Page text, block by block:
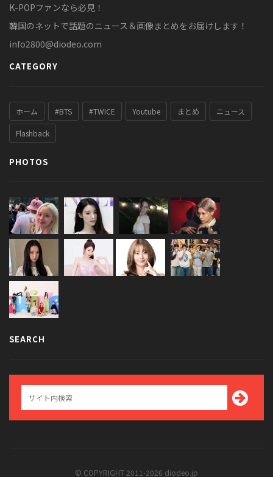
K-POPファンなら必見！
韓国のネットで話題のニュース＆画像まとめをお届けします！
info2800@diodeo.com
CATEGORY
ホーム #BTS #TWICE Youtube まとめ ニュース
Flashback
PHOTOS
SEARCH
© COPYRIGHT 2011-2026 diodeo.jp